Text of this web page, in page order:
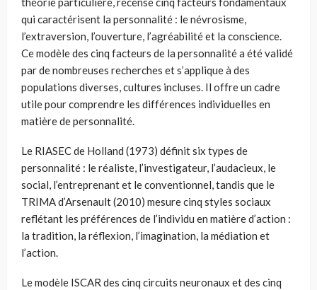
qui caractérisent la personnalité : le névrosisme,
l’extraversion, l’ouverture, l’agréabilité et la conscience.
Ce modèle des cinq facteurs de la personnalité a été validé
par de nombreuses recherches et s’applique à des
populations diverses, cultures incluses. Il offre un cadre
utile pour comprendre les différences individuelles en
matière de personnalité.
Le RIASEC de Holland (1973) définit six types de
personnalité : le réaliste, l’investigateur, l’audacieux, le
social, l’entreprenant et le conventionnel, tandis que le
TRIMA d’Arsenault (2010) mesure cinq styles sociaux
reflétant les préférences de l’individu en matière d’action :
la tradition, la réflexion, l’imagination, la médiation et
l’action.
Le modèle ISCAR des cinq circuits neuronaux et des cinq